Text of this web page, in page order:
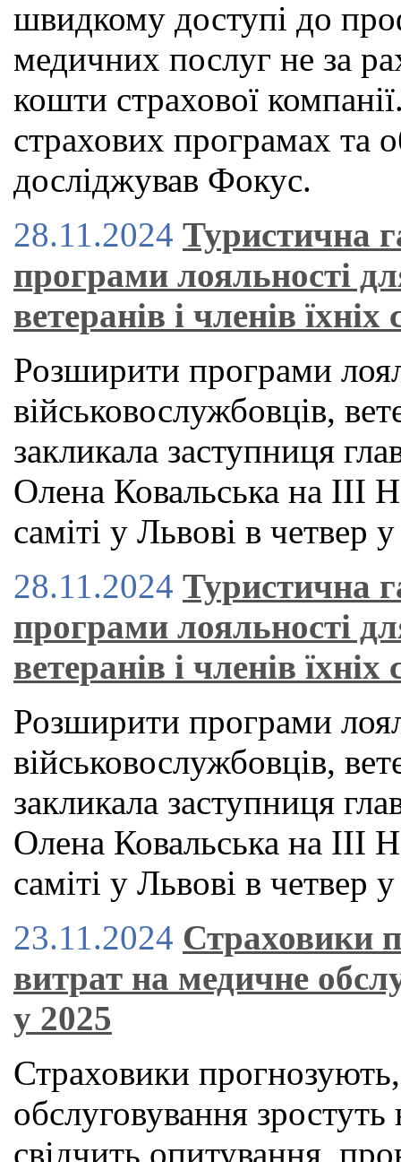
швидкому доступі до
медичних послуг не за
кошти страхової
страхових програмах та
досліджував Фокус.
28.11.2024 Туристична
програми лояльності
ветеранів і членів
Розширити програми
військовослужбовців,
закликала заступниця
Олена Ковальська на ІІІ
саміті у Львові в четвер
28.11.2024 Туристична
програми лояльності
ветеранів і членів
Розширити програми
військовослужбовців,
закликала заступниця
Олена Ковальська на ІІІ
саміті у Львові в четвер
23.11.2024 Страховики
витрат на медичне
у 2025
Страховики
обслуговування
свідчить опитування,